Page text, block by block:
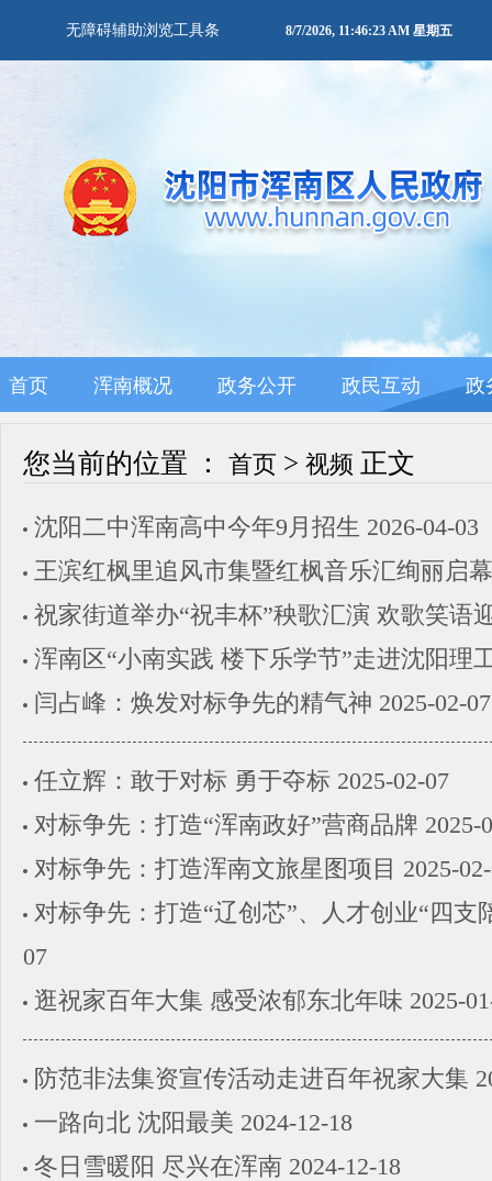
无障碍辅助浏览工具条 8/7/2026, 11:46:23 AM 星期五
首页 浑南概况 政务公开 政民互动 政
您当前的位置 ： 首页 > 视频 正文
沈阳二中浑南高中今年9月招生 2026-04-03
王滨红枫里追风市集暨红枫音乐汇绚丽启
祝家街道举办“祝丰杯”秧歌汇演 欢歌笑语
浑南区“小南实践 楼下乐学节”走进沈阳理
闫占峰：焕发对标争先的精气神 2025-02-07
任立辉：敢于对标 勇于夺标 2025-02-07
对标争先：打造“浑南政好”营商品牌 2025-
对标争先：打造浑南文旅星图项目 2025-
对标争先：打造“辽创芯”、人才创业“四支
07
逛祝家百年大集 感受浓郁东北年味 2025-
防范非法集资宣传活动走进百年祝家大集
一路向北 沈阳最美 2024-12-18
冬日雪暖阳 尽兴在浑南 2024-12-18